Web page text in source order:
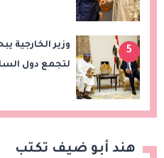
5
وزير الخارجية
لتجمع دول
هند أبو ضيف تكتب